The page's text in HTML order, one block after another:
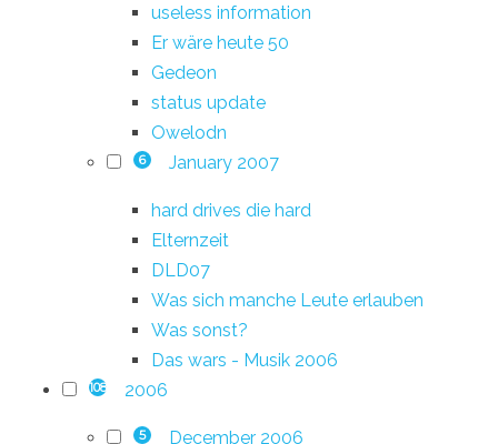
useless information
Er wäre heute 50
Gedeon
status update
Owelodn
6 January 2007
hard drives die hard
Elternzeit
DLD07
Was sich manche Leute erlauben
Was sonst?
Das wars - Musik 2006
108 2006
5 December 2006